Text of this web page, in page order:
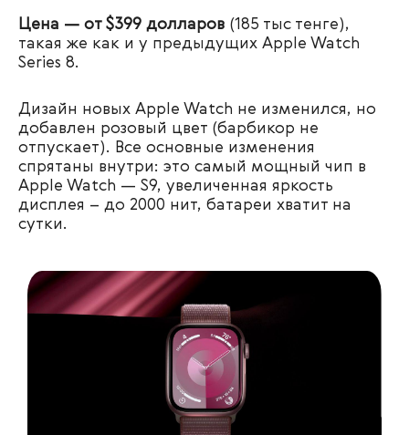
Цена — от $399 долларов (185 тыс тенге),
такая же как и у предыдущих Apple Watch
Series 8.
Дизайн новых Apple Watch не изменился, но
добавлен розовый цвет (барбикор не
отпускает). Все основные изменения
спрятаны внутри: это самый мощный чип в
Apple Watch — S9, увеличенная яркость
дисплея – до 2000 нит, батареи хватит на
сутки.